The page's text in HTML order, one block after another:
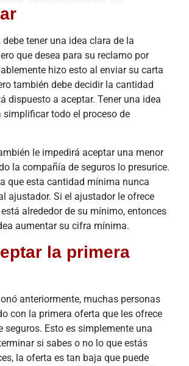
debe tener una idea clara de la
que desea para su reclamo por
hizo esto al enviar su carta
también debe decidir la cantidad
dispuesto a aceptar. Tener una idea
simplificar todo el proceso de
le impedirá aceptar una menor
la compañía de seguros lo presurice.
que esta cantidad mínima nunca
ajustador. Si el ajustador le ofrece
alrededor de su mínimo, entonces
aumentar su cifra mínima.
la primera
anteriormente, muchas personas
con la primera oferta que les ofrece
seguros. Esto es simplemente una
si sabes o no lo que estás
la oferta es tan baja que puede